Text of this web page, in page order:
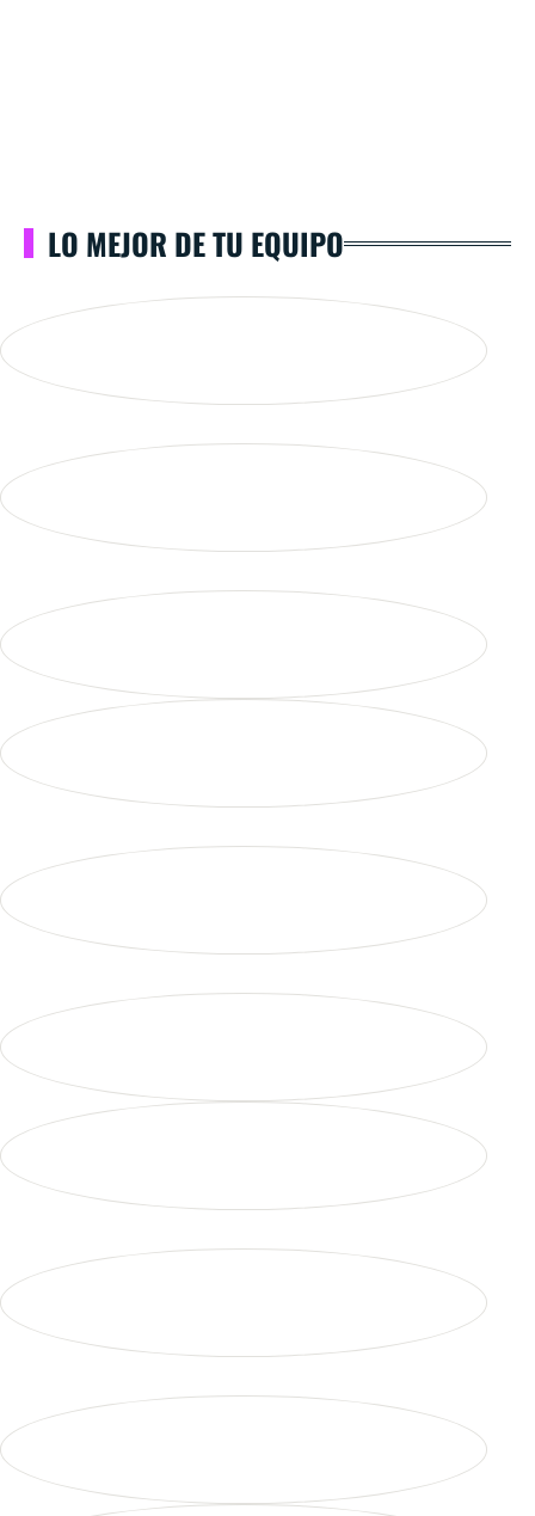
LO MEJOR DE TU EQUIPO